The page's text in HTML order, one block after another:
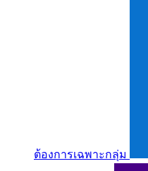
ต้องการเฉพาะกลุ่ม